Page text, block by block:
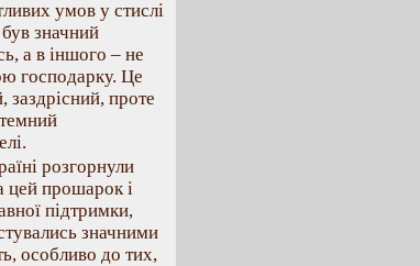
умов у стислі
був значний
а в іншого – не
господарку. Це
заздрісний, проте
розгорнули
цей прошарок і
підтримки,
значними
особливо до тих,